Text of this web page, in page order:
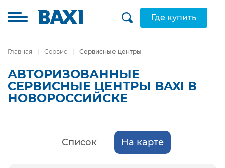
Где купить
Главная Сервис Сервисные центры
АВТОРИЗОВАННЫЕ
СЕРВИСНЫЕ ЦЕНТРЫ BAXI В
НОВОРОССИЙСКЕ
Список На карте